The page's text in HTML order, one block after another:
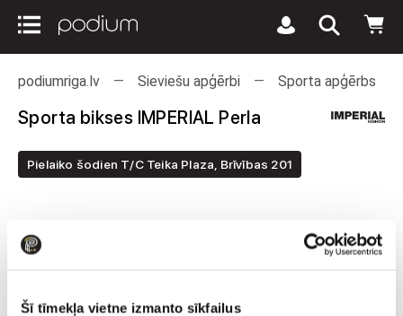
Šī tīmekļa vietne izmanto sīkfailus
podiumriga.lv Sieviešu apģērbi Sporta apģērbs
Sporta bikses IMPERIAL Perla
Pielaiko šodien T/C Teika Plaza, Brīvības 201